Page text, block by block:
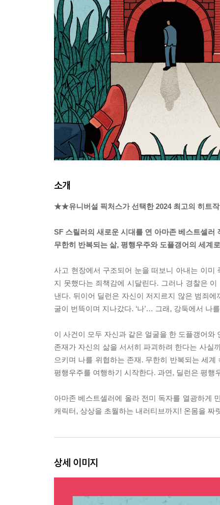
소개
★★유니버설 픽처스가 선택한 2024 최고의 히트
SF 스릴러의 새로운 시대를 연 아마존 베스트셀러
무한히 반복되는 삶, 평행우주와 도플갱어의 세계
사고 현장에서 구조되어 눈을 떠보니 아내는 이
지 못했다는 죄책감에 시달린다. 그러나 경찰은
낸다. 뒤이어 딜런은 자신이 저지르지 않은 범죄
굴이 번뜩이며 지나갔다. ‘나’… 그래, 강둑에서 나
이 사건이 모두 자신과 같은 얼굴을 한 도플갱어
존재가 자신의 삶을 서서히 파괴하려 한다는 사실
으키며 나를 위협하는 존재. 무한히 반복되는 세계
평행우주를 여행하기 시작한다. 과연, 딜런은 평
아마존 베스트셀러에 올라 전미 독자를 열광하게
캐릭터, 상상을 초월하는 내러티브까지! 온몸을
상세 이미지